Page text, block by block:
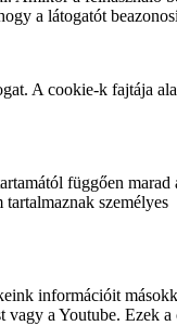
a látogatót
A cookie-k fajtája
függően marad
személyes
információit
a Youtube. Ezek a